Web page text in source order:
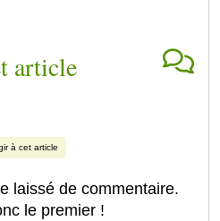
article
à cet article
laissé de commentaire.
le premier !